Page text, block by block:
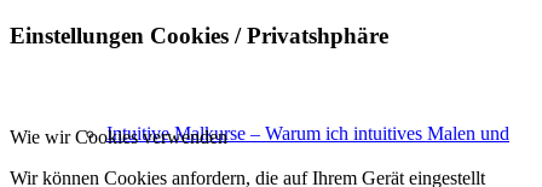
Intuitive Malkurse – Warum ich intuitives Malen und
Einstellungen Cookies / Privatshphäre
Wie wir Cookies verwenden
Wir können Cookies anfordern, die auf Ihrem Gerät eingestellt